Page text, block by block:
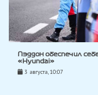
Пэддон обеспечил
«Hyundai»
3 августа, 10:07